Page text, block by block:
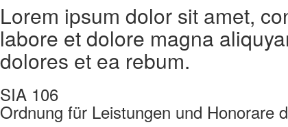
Lorem ipsum dolor sit amet,
labore et dolore magna
dolores et ea rebum.
SIA 106
Ordnung für Leistungen und Honorare